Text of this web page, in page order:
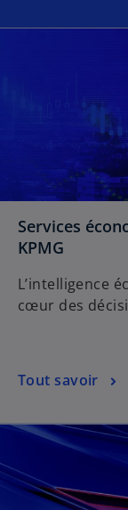
Services
KPMG
L’intelligence
cœur des
Tout savoir